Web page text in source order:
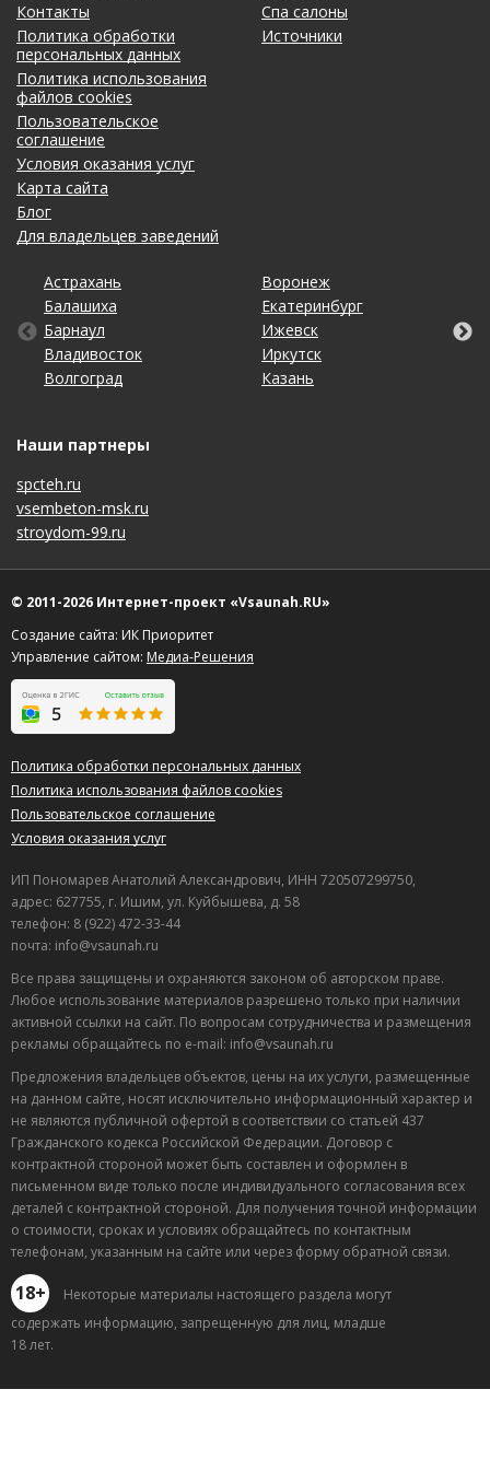
Контакты
Политика обработки
персональных данных
Политика использования
файлов cookies
Пользовательское
соглашение
Условия оказания услуг
Карта сайта
Блог
Для владельцев заведений
Спа салоны
Источники
Астрахань
Балашиха
Барнаул
Владивосток
Волгоград
Воронеж
Екатеринбург
Ижевск
Иркутск
Казань
Калининград
Кемерово
Киров
Краснодар
Красноярск
Липецк
Махачкала
Набережные Челны
Нижний Новгород
Новосибирск
Омск
Оренбург
Пенза
Пермь
Ростов-на-Дону
Рязань
Самара
Санкт-Петербург
Саратов
Ставрополь
Тольятти
Томск
Тула
Тюмень
Ульяновск
Уфа
Хабаровск
Чебоксары
Челябинск
Ярославль
Наши партнеры
spcteh.ru
vsembeton-msk.ru
stroydom-99.ru
© 2011-2026 Интернет-проект «Vsaunah.RU»
Создание сайта: ИК Приоритет
Управление сайтом: Медиа-Решения
Политика обработки персональных данных
Политика использования файлов cookies
Пользовательское соглашение
Условия оказания услуг
ИП Пономарев Анатолий Александрович, ИНН 720507299750,
адрес: 627755, г. Ишим, ул. Куйбышева, д. 58
телефон: 8 (922) 472-33-44
почта: info@vsaunah.ru
Все права защищены и охраняются законом об авторском праве.
Любое использование материалов разрешено только при наличии
активной ссылки на сайт. По вопросам сотрудничества и размещения
рекламы обращайтесь по e-mail: info@vsaunah.ru
Предложения владельцев объектов, цены на их услуги, размещенные
на данном сайте, носят исключительно информационный характер и
не являются публичной офертой в соответствии со статьей 437
Гражданского кодекса Российской Федерации. Договор с
контрактной стороной может быть составлен и оформлен в
письменном виде только после индивидуального согласования всех
деталей с контрактной стороной. Для получения точной информации
о стоимости, сроках и условиях обращайтесь по контактным
телефонам, указанным на сайте или через форму обратной связи.
18+
Некоторые материалы настоящего раздела могут
содержать информацию, запрещенную для лиц, младше
18 лет.